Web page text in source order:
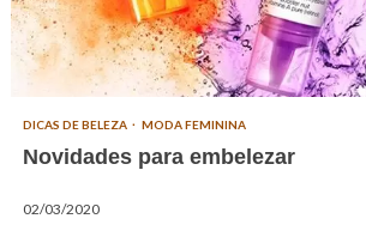
DICAS DE BELEZA MODA FEMININA
Novidades para embelezar
02/03/2020